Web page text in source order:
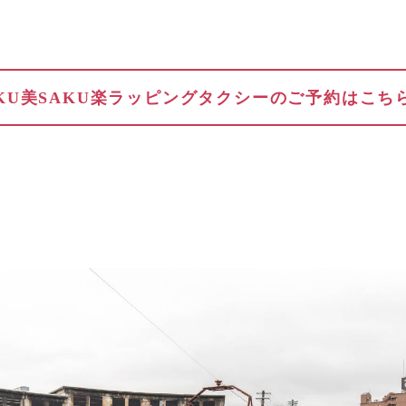
美SAKU楽ラッピングタクシーのご予約はこち